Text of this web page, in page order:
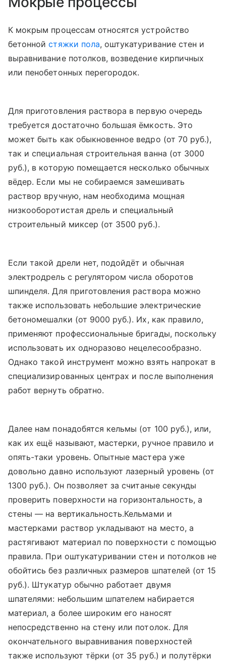
К мокрым процессам относятся устройство
бетоннойстяжки пола, оштукатуривание стен и
выравнивание потолков, возведение кирпичных
или пенобетонных перегородок.
Для приготовления раствора в первую очередь
требуется достаточно большая ёмкость. Это
может быть как обыкновенное ведро (от 70 руб.),
так и специальная строительная ванна (от 3000
руб.), в которую помещается несколько обычных
вёдер. Если мы не собираемся замешивать
раствор вручную, нам необходима мощная
низкооборотистая дрель и специальный
строительный миксер (от 3500 руб.).
Если такой дрели нет, подойдёт и обычная
электродрель с регулятором числа оборотов
шпинделя. Для приготовления раствора можно
также использовать небольшие электрические
бетономешалки (от 9000 руб.). Их, как правило,
применяют профессиональные бригады, поскольку
использовать их одноразово нецелесо­образно.
Однако такой инструмент можно взять напрокат в
специализированных центрах и после выполнения
работ вернуть обратно.
Далее нам понадобятся кельмы (от 100 руб.), или,
как их ещё называют, мастерки, ручное правило и
опять-таки уровень. Опытные мастера уже
довольно давно используют лазерный уровень (от
1300 руб.). Он позволяет за считаные секунды
проверить поверхности на горизонтальность, а
стены — на вертикальность.Кельмами и
мастерками раствор укладывают на место, а
растягивают материал по поверхности с помощью
правила. При оштукатуривании стен и потолков не
обойтись без различных размеров шпателей (от 15
руб.). Штукатур обычно работает двумя
шпателями: небольшим шпателем набирается
материал, а более широким его наносят
непосредственно на стену или потолок. Для
окончательного выравнивания поверхностей
также используют тёрки (от 35 руб.) и полутёрки